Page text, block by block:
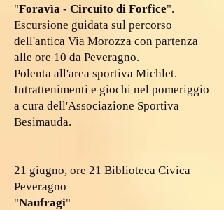
"Foravìa - Circuito di Forfice".
Escursione guidata sul percorso
dell'antica Via Morozza con partenza
alle ore 10 da Peveragno.
Polenta all'area sportiva Michlet.
Intrattenimenti e giochi nel pomeriggio
a cura dell'Associazione Sportiva
Besimauda.
21 giugno, ore 21 Biblioteca Civica
Peveragno
"Naufragi"